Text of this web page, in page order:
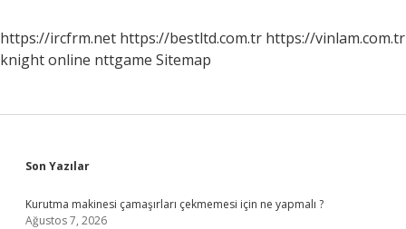
https://ircfrm.net https://bestltd.com.tr https://vinlam.com.tr
knight online nttgame Sitemap
Sidebar
Son Yazılar
Kurutma makinesi çamaşırları çekmemesi için ne yapmalı ?
Ağustos 7, 2026